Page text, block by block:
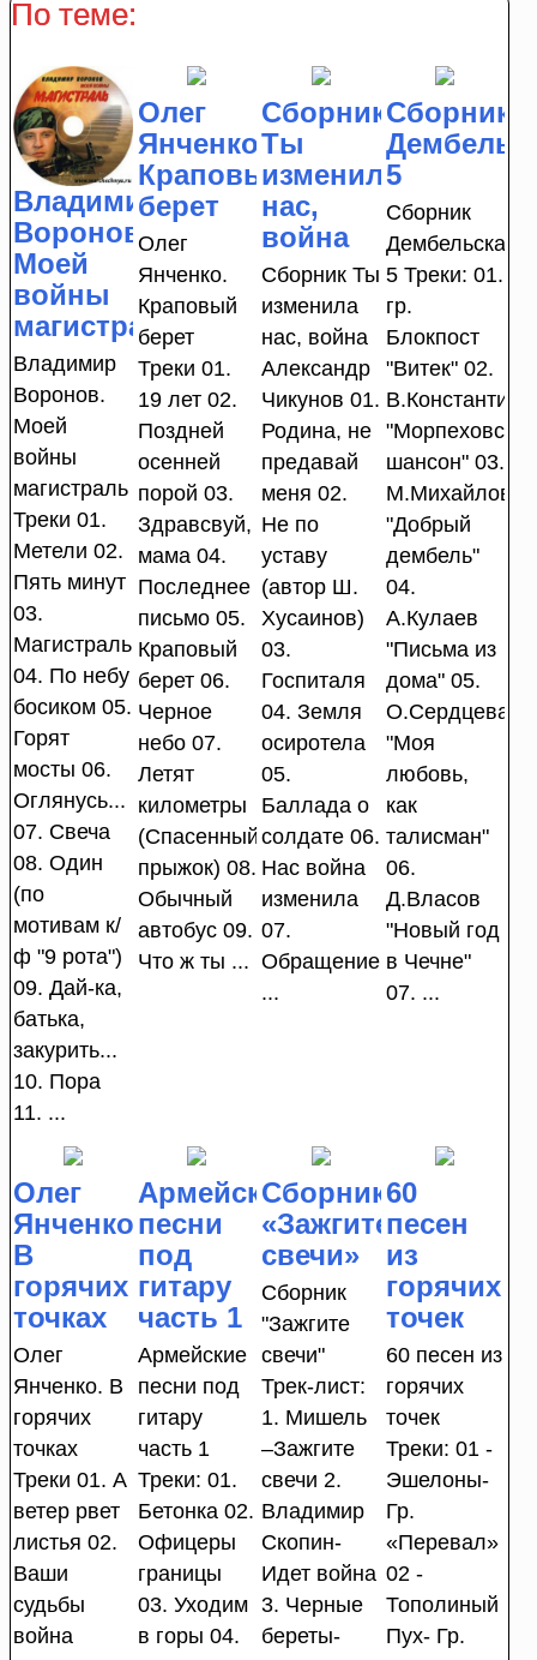
По теме:
Владимир
Воронов.
Моей
войны
магистраль
Владимир
Воронов.
Моей
войны
магистраль
Треки 01.
Метели 02.
Пять минут
03.
Магистраль
04. По небу
босиком 05.
Горят
мосты 06.
Оглянусь...
07. Свеча
08. Один
(по
мотивам к/
ф "9 рота")
09. Дай-ка,
батька,
закурить...
10. Пора
11. ...
Олег
Янченко.
Краповый
берет
Олег
Янченко.
Краповый
берет
Треки 01.
19 лет 02.
Поздней
осенней
порой 03.
Здравсвуй,
мама 04.
Последнее
письмо 05.
Краповый
берет 06.
Черное
небо 07.
Летят
километры
(Спасенный
прыжок) 08.
Обычный
автобус 09.
Что ж ты ...
Сборник
Ты
изменила
нас,
война
Сборник Ты
изменила
нас, война
Александр
Чикунов 01.
Родина, не
предавай
меня 02.
Не по
уставу
(автор Ш.
Хусаинов)
03.
Госпиталя
04. Земля
осиротела
05.
Баллада о
солдате 06.
Нас война
изменила
07.
Обращение
...
Сборник
5
Сборник
Дембельская
5 Треки: 01.
гр.
Блокпост
"Витек" 02.
"Морпеховский
шансон" 03.
М.Михайлов
"Добрый
дембель"
04.
А.Кулаев
"Письма из
дома" 05.
О.Сердцева
"Моя
любовь,
как
талисман"
06.
Д.Власов
"Новый год
в Чечне"
07. ...
Олег
Янченко.
В
горячих
точках
Олег
Янченко. В
горячих
точках
Треки 01. А
ветер рвет
листья 02.
Ваши
судьбы
война
Армейские
песни
под
гитару
часть 1
Армейские
песни под
гитару
часть 1
Треки: 01.
Бетонка 02.
Офицеры
границы
03. Уходим
в горы 04.
Сборник
«Зажгите
свечи»
Сборник
"Зажгите
свечи"
Трек-лист:
1. Мишель
–Зажгите
свечи 2.
Владимир
Скопин-
Идет война
3. Черные
береты-
60
песен
из
горячих
точек
60 песен из
горячих
точек
Треки: 01 -
Эшелоны-
Гр.
«Перевал»
02 -
Тополиный
Пух- Гр.